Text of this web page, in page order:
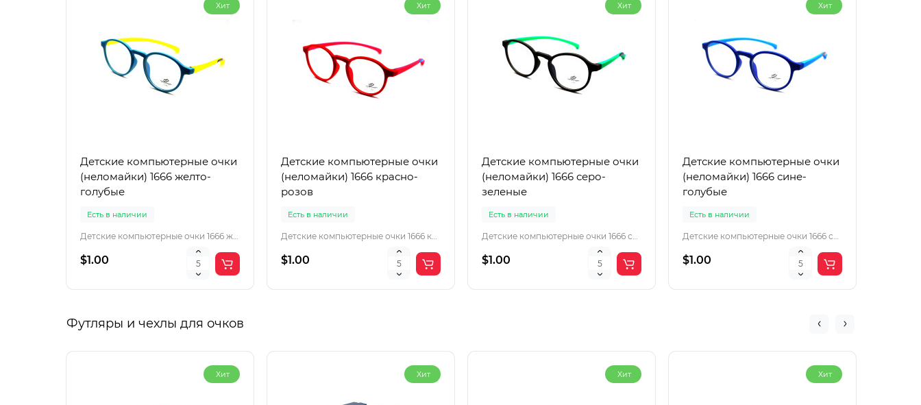
Хит
Детские компьютерные очки
(неломайки) 1666 желто-
голубые
Есть в наличии
Детские компьютерные очки 1666 желто-голубы
$1.00
Хит
Детские компьютерные очки
(неломайки) 1666 красно-
розов
Есть в наличии
Детские компьютерные очки 1666 красно-розов
$1.00
Хит
Детские компьютерные очки
(неломайки) 1666 серо-
зеленые
Есть в наличии
Детские компьютерные очки 1666 серо-зеленые
$1.00
Хит
Детские компьютерные очки
(неломайки) 1666 сине-
голубые
Есть в наличии
Детские компьютерные очки 1666 сине-голубые
$1.00
Футляры и чехлы для очков
Хит Хит Хит Хит